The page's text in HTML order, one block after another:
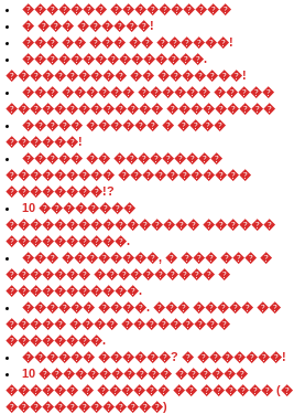
������� ����������
� ��� ������!
��� �� ��� �� ������!
���������������.
���������� �� �������!
��� ������ ������ �����
������������� ���������
����� ������ � ����
������!
����� �� ���������
��������� �����������
��������!?
10 ��������
���������������� ������
����������.
��� ��������, � ��� ��� �
������� ���������� �
�����������.
������ ����. ��� ����� ��
����� ���� ���������
��������.
������ ������? � �������!
10 ����������� ������
������ � ������ �� ������ (�
�������������)